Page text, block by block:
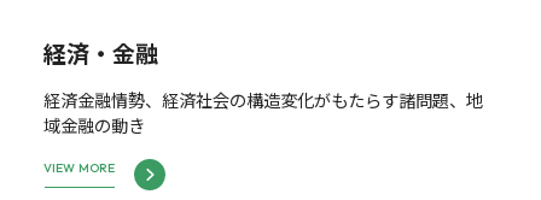
経済・金融
経済金融情勢、経済社会の構造変化がもたらす諸問題、地
域金融の動き
VIEW MORE